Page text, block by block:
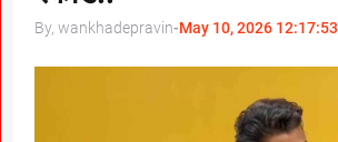
By, wankhadepravin-May 10, 2026 12:17:53